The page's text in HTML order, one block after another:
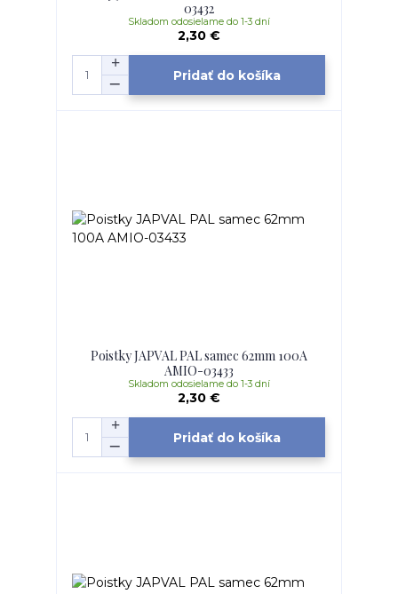
03432
2,30 €
Skladom odosielame do 1-3 dní
Pridať do košíka
Poistky JAPVAL PAL samec 62mm 100A
AMIO-03433
2,30 €
Skladom odosielame do 1-3 dní
Pridať do košíka